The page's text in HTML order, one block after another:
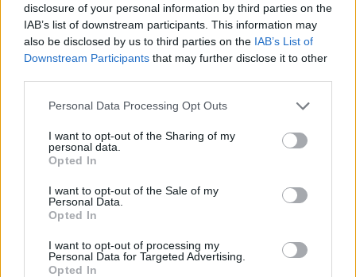
disclosure of your personal information by third parties on the
IAB’s list of downstream participants. This information may
also be disclosed by us to third parties on the IAB’s List of
Downstream Participants that may further disclose it to other
Please note that this website/app uses one or more Google
not limited to your visit or usage behaviour. You may click to
grant or deny consent to Google and its third-party tags to
use your data for below specified purposes in below Google
consent section.
Personal Data Processing Opt Outs
I want to opt-out of the Sharing of my
personal data.
Opted In
I want to opt-out of the Sale of my
Personal Data.
Opted In
I want to opt-out of processing my
Personal Data for Targeted Advertising.
Opted In
Σχόλια